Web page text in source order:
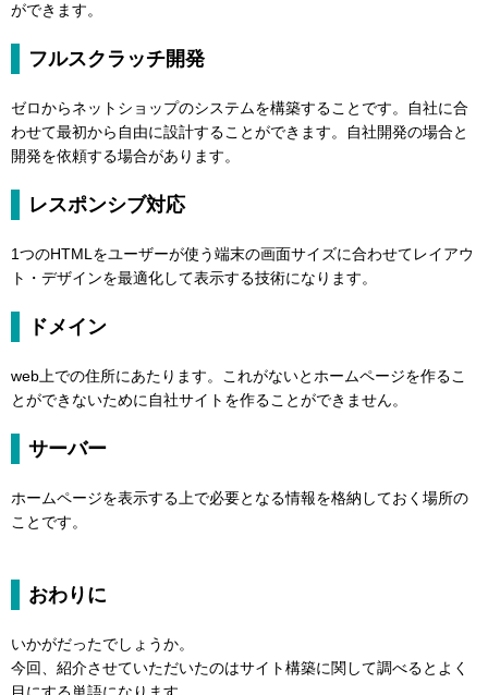
ができます。
フルスクラッチ開発
ゼロからネットショップのシステムを構築することです。自社に合
わせて最初から自由に設計することができます。自社開発の場合と
開発を依頼する場合があります。
レスポンシブ対応
1つのHTMLをユーザーが使う端末の画面サイズに合わせてレイアウ
ト・デザインを最適化して表示する技術になります。
ドメイン
web上での住所にあたります。これがないとホームページを作るこ
とができないために自社サイトを作ることができません。
サーバー
ホームページを表示する上で必要となる情報を格納しておく場所の
ことです。
おわりに
いかがだったでしょうか。
今回、紹介させていただいたのはサイト構築に関して調べるとよく